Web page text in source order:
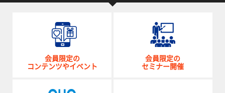
会員限定の
コンテンツやイベント
会員限定の
セミナー開催